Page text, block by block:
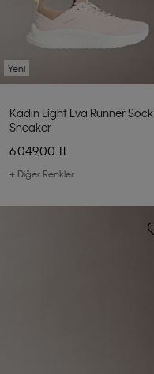
Yeni
Kadın Light Eva Runner Sock
Sneaker
6.049,00 TL
+ Diğer Renkler